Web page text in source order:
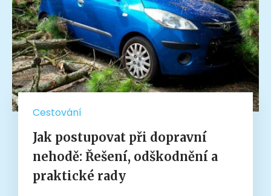
Cestování
Jak postupovat při dopravní
nehodě: Řešení, odškodnění a
praktické rady